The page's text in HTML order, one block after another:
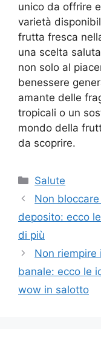
unico da offrire
varietà
frutta fresca
una scelta
non solo al
benessere
amante delle
tropicali o un
mondo della
da scoprire.
Categorie
Salute
Non
deposito: ecco
di più
Non
banale: ecco le
wow in salotto